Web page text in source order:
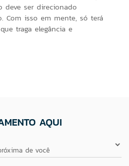
ser direcionado
Com isso em mente, só terá
traga elegância e
AQUI